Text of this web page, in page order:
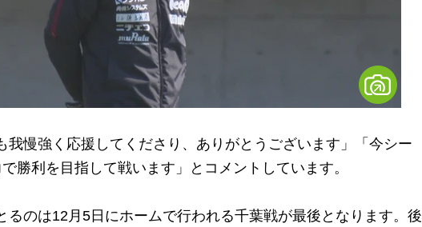
慢強く応援してくださり、ありがとうございます」「今シー
勝利を目指して戦います」とコメントしています。
のは12月5日にホームで行われる千葉戦が最後となります。後